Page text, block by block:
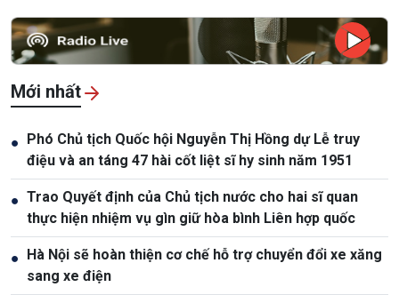
Mới nhất
● Phó Chủ tịch Quốc hội Nguyễn Thị Hồng dự Lễ truy
điệu và an táng 47 hài cốt liệt sĩ hy sinh năm 1951
● Trao Quyết định của Chủ tịch nước cho hai sĩ quan
thực hiện nhiệm vụ gìn giữ hòa bình Liên hợp quốc
● Hà Nội sẽ hoàn thiện cơ chế hỗ trợ chuyển đổi xe xăng
sang xe điện